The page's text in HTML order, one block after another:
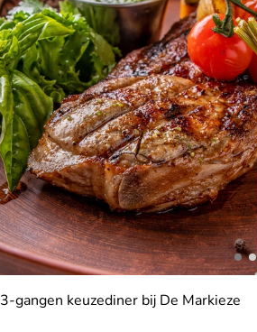
3-gangen keuzediner bij De Markieze